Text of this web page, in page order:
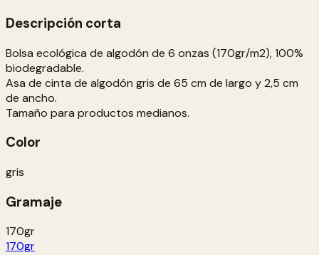
Descripción corta
Bolsa ecológica de algodón de 6 onzas (170gr/m2), 100%
biodegradable.
Asa de cinta de algodón gris de 65 cm de largo y 2,5 cm
de ancho.
Tamaño para productos medianos.
Color
gris
Gramaje
170gr
170gr